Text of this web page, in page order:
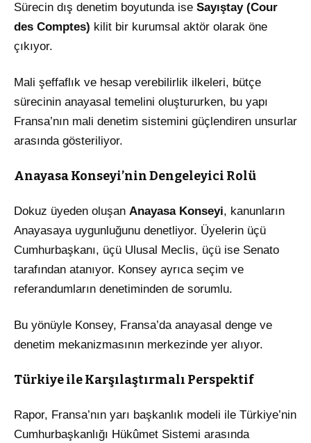
Sürecin dış denetim boyutunda ise Sayıştay (Cour
des Comptes) kilit bir kurumsal aktör olarak öne
çıkıyor.
Mali şeffaflık ve hesap verebilirlik ilkeleri, bütçe
sürecinin anayasal temelini oluştururken, bu yapı
Fransa’nın mali denetim sistemini güçlendiren unsurlar
arasında gösteriliyor.
Anayasa Konseyi’nin Dengeleyici Rolü
Dokuz üyeden oluşan Anayasa Konseyi, kanunların
Anayasaya uygunluğunu denetliyor. Üyelerin üçü
Cumhurbaşkanı, üçü Ulusal Meclis, üçü ise Senato
tarafından atanıyor. Konsey ayrıca seçim ve
referandumların denetiminden de sorumlu.
Bu yönüyle Konsey, Fransa’da anayasal denge ve
denetim mekanizmasının merkezinde yer alıyor.
Türkiye ile Karşılaştırmalı Perspektif
Rapor, Fransa’nın yarı başkanlık modeli ile Türkiye’nin
Cumhurbaşkanlığı Hükûmet Sistemi arasında